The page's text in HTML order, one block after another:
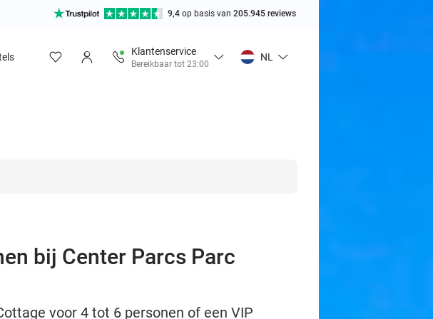
9,4 op basis van 205.945 reviews
Klantenservice
Bereikbaar tot 23:00
NL
bij Center Parcs Parc
voor 4 tot 6 personen of een VIP